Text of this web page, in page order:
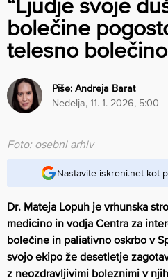
“Ljudje svoje
bolečine
telesno
Piše:Andreja Barat
nedelja, 11. 1. 2026, 5:00
Foto: osebni arhiv
Nastavite iskreni.net kot
Dr. Mateja Lopuh je vrhunska
medicino in vodja Centra za
bolečine in paliativno oskrbo v
svojo ekipo že desetletje
z neozdravljivimi boleznimi v